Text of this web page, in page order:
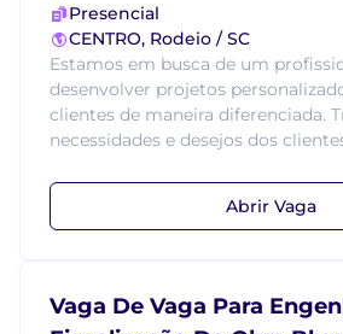
Presencial
CENTRO, Rodeio / SC
Estamos em busca de um
desenvolver projetos
clientes de maneira diferenciada.
necessidades e desejos dos
Abrir Vaga
Vaga De Vaga Para